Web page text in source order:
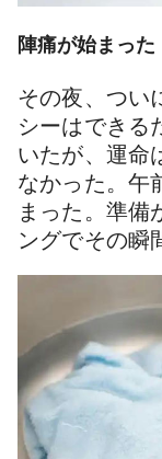
陣痛が始まった
その夜、つい
シーはできる
いたが、運命
なかった。午
まった。準備
ングでその瞬